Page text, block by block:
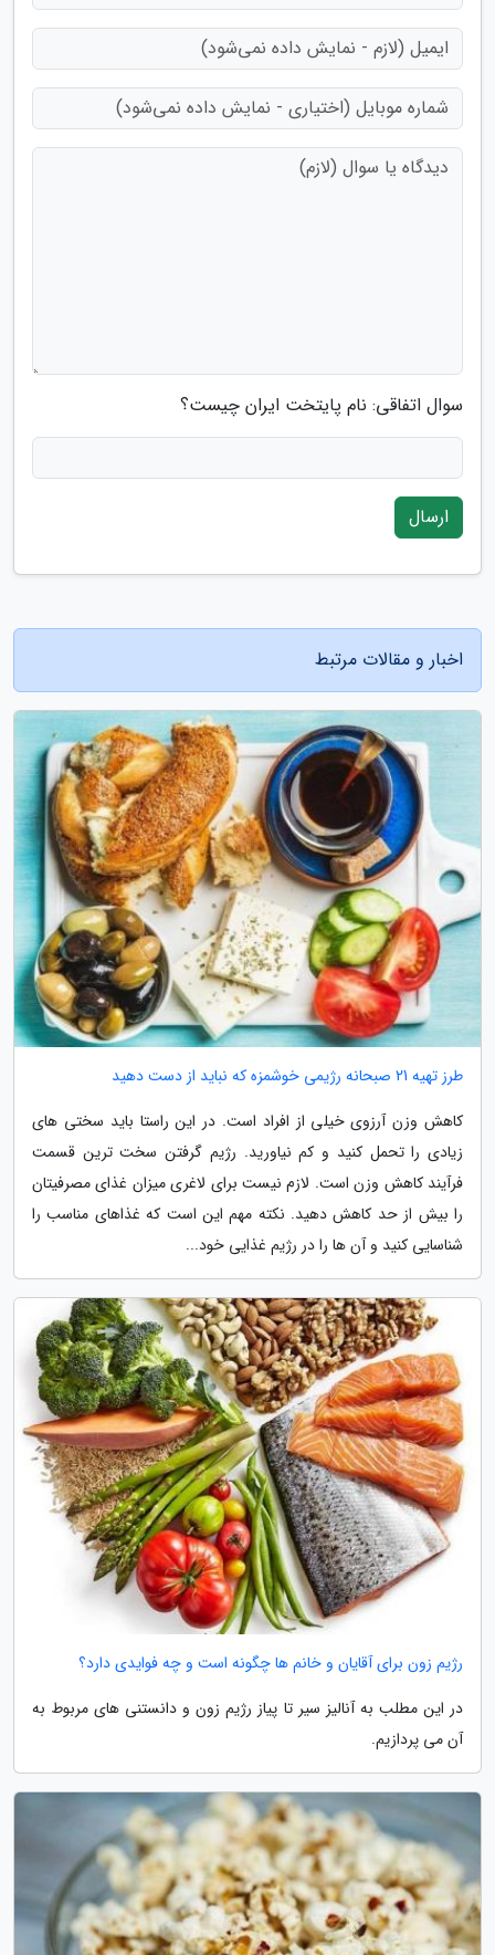
سوال اتفاقی: نام پایتخت ایران چیست؟
ارسال
اخبار و مقالات مرتبط
طرز تهیه 21 صبحانه رژیمی خوشمزه که نباید از دست دهید
کاهش وزن آرزوی خیلی از افراد است. در این راستا باید سختی های
زیادی را تحمل کنید و کم نیاورید. رژیم گرفتن سخت ترین قسمت
فرآیند کاهش وزن است. لازم نیست برای لاغری میزان غذای مصرفیتان
را بیش از حد کاهش دهید. نکته مهم این است که غذاهای مناسب را
شناسایی کنید و آن ها را در رژیم غذایی خود...
رژیم زون برای آقایان و خانم ها چگونه است و چه فوایدی دارد؟
در این مطلب به آنالیز سیر تا پیاز رژیم زون و دانستنی های مربوط به
آن می پردازیم.